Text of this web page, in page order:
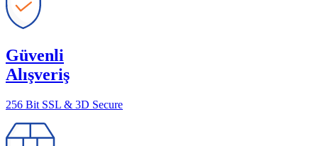
Güvenli
Alışveriş
256 Bit SSL & 3D Secure